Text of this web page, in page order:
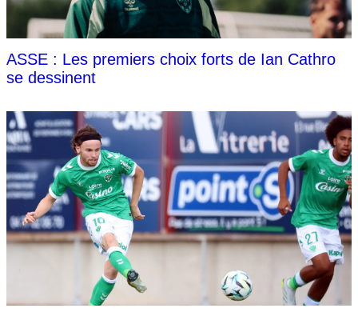
ASSE : Les premiers choix forts de Ian Cathro
se dessinent